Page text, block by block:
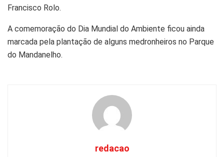
Francisco Rolo.
A comemoração do Dia Mundial do Ambiente ficou ainda
marcada pela plantação de alguns medronheiros no Parque
do Mandanelho.
redacao